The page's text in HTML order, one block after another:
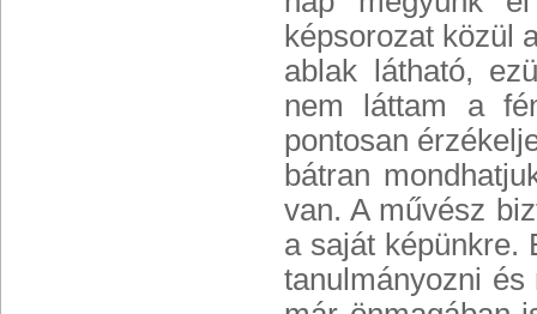
képsorozat közül
ablak látható,
nem láttam a
pontosan
bátran
van. A művész
a saját képünkre.
tanulmányozni és